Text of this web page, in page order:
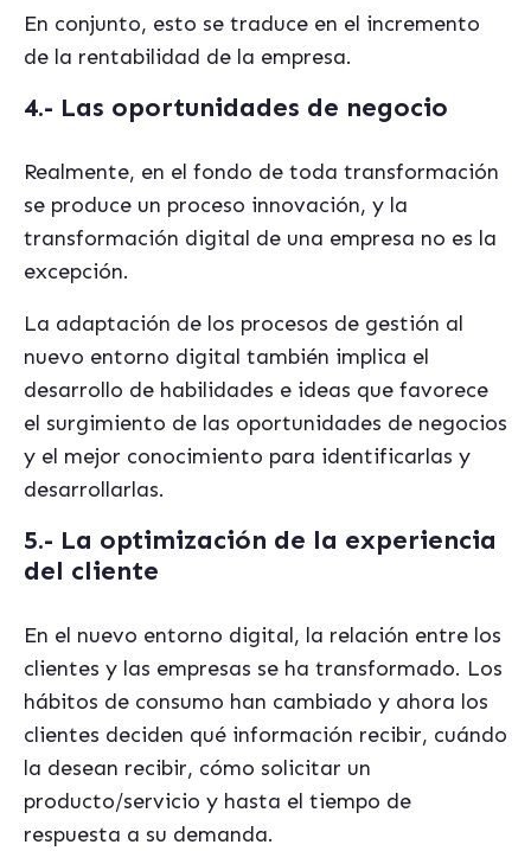
En conjunto, esto se traduce en el incremento
de la rentabilidad de la empresa.
4.- Las oportunidades de negocio
Realmente, en el fondo de toda transformación
se produce un proceso innovación, y la
transformación digital de una empresa no es la
excepción.
La adaptación de los procesos de gestión al
nuevo entorno digital también implica el
desarrollo de habilidades e ideas que favorece
el surgimiento de las oportunidades de negocios
y el mejor conocimiento para identificarlas y
desarrollarlas.
5.- La optimización de la experiencia
del cliente
En el nuevo entorno digital, la relación entre los
clientes y las empresas se ha transformado. Los
hábitos de consumo han cambiado y ahora los
clientes deciden qué información recibir, cuándo
la desean recibir, cómo solicitar un
producto/servicio y hasta el tiempo de
respuesta a su demanda.